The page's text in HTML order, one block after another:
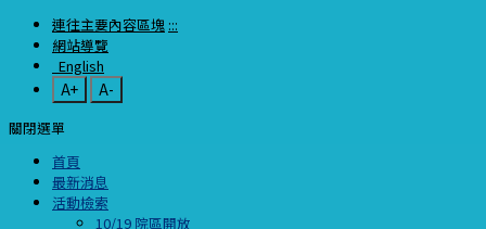
連往主要內容區塊 :::
網站導覽
English
A+
A-
關閉選單
首頁
最新消息
活動檢索
10/19 院區開放